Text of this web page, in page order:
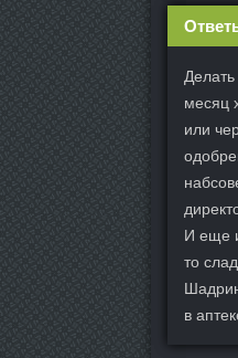
месяц
или
И еще
то
в